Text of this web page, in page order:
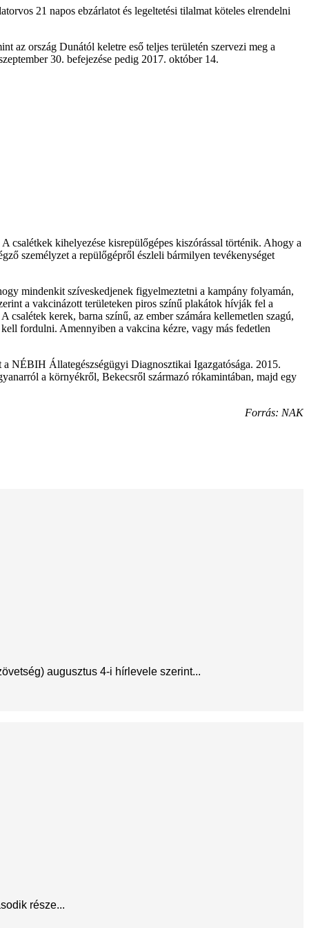
21 napos ebzárlatot és legeltetési tilalmat köteles elrendelni
az ország Dunától keletre eső teljes területén szervezi meg a
30. befejezése pedig 2017. október 14.
csalétkek kihelyezése kisrepülőgépes kiszórással történik. Ahogy a
személyzet a repülőgépről észleli bármilyen tevékenységet
mindenkit szíveskedjenek figyelmeztetni a kampány folyamán,
a vakcinázott területeken piros színű plakátok hívják fel a
kerek, barna színű, az ember számára kellemetlen szagú,
fordulni. Amennyiben a vakcina kézre, vagy más fedetlen
NÉBIH Állategészségügyi Diagnosztikai Igazgatósága. 2015.
a környékről, Bekecsről származó rókamintában, majd egy
Forrás: NAK
augusztus 4-i hírlevele szerint...
része...